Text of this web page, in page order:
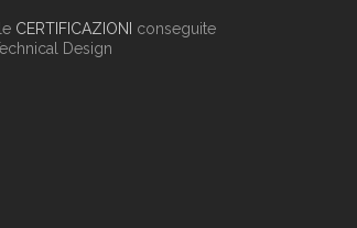
CERTIFICAZIONI
conseguite
Design